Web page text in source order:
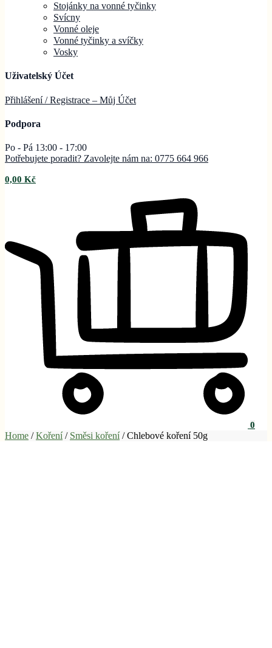
Stojánky na vonné tyčinky
Svícny
Vonné oleje
Vonné tyčinky a svíčky
Vosky
Uživatelský Účet
Přihlášení / Registrace – Můj Účet
Podpora
Po - Pá 13:00 - 17:00
Potřebujete poradit? Zavolejte nám na: 0775 664 966
0,00 Kč
0
Home /Koření/ Směsi koření/Chlebové koření 50g